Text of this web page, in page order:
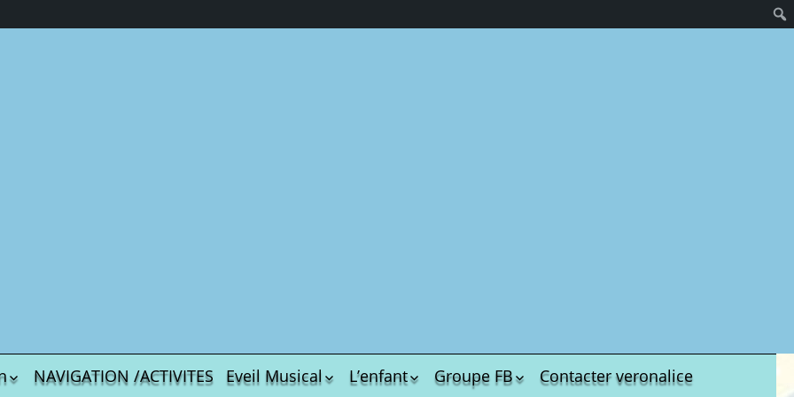
NAVIGATION /ACTIVITES
Eveil Musical
L’enfant
Groupe FB
Contacter veronalice